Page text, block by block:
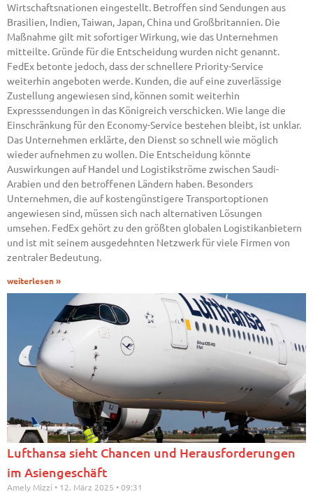
Wirtschaftsnationen eingestellt. Betroffen sind Sendungen aus
Brasilien, Indien, Taiwan, Japan, China und Großbritannien. Die
Maßnahme gilt mit sofortiger Wirkung, wie das Unternehmen
mitteilte. Gründe für die Entscheidung wurden nicht genannt.
FedEx betonte jedoch, dass der schnellere Priority-Service
weiterhin angeboten werde. Kunden, die auf eine zuverlässige
Zustellung angewiesen sind, können somit weiterhin
Expresssendungen in das Königreich verschicken. Wie lange die
Einschränkung für den Economy-Service bestehen bleibt, ist unklar.
Das Unternehmen erklärte, den Dienst so schnell wie möglich
wieder aufnehmen zu wollen. Die Entscheidung könnte
Auswirkungen auf Handel und Logistikströme zwischen Saudi-
Arabien und den betroffenen Ländern haben. Besonders
Unternehmen, die auf kostengünstigere Transportoptionen
angewiesen sind, müssen sich nach alternativen Lösungen
umsehen. FedEx gehört zu den größten globalen Logistikanbietern
und ist mit seinem ausgedehnten Netzwerk für viele Firmen von
zentraler Bedeutung.
weiterlesen »
Lufthansa sieht Chancen und Herausforderungen
im Asiengeschäft
Amely Mizzi 12. März 2025 09:31